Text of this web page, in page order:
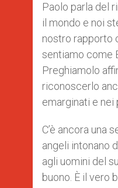
Paolo parla del
il mondo e noi
nostro rapporto
sentiamo come
Preghiamolo
riconoscerlo
emarginati e nei
C’è ancora una
angeli intonano
agli uomini del
buono. È il vero